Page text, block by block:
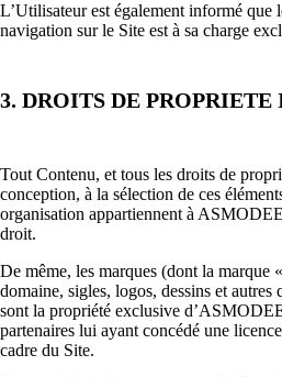
L’Utilisateur est également informé que
navigation sur le Site est à sa charge
3. DROITS DE
Tout Contenu, et tous les droits de
conception, à la sélection de ces
organisation appartiennent à
droit.
De même, les marques (dont la marque
domaine, sigles, logos, dessins et autres
sont la propriété exclusive
partenaires lui ayant concédé une
cadre du Site.